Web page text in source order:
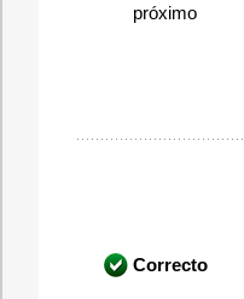
próximo
Correcto